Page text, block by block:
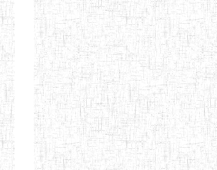
ENI
Chercher:
Effacer les filtres
Denomination
Type